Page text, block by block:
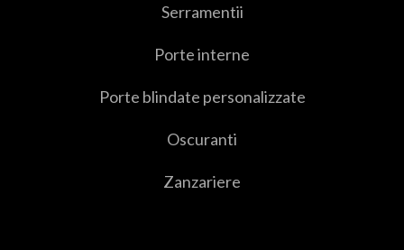
Serramentii
Porte interne
Porte blindate personalizzate
Oscuranti
Zanzariere